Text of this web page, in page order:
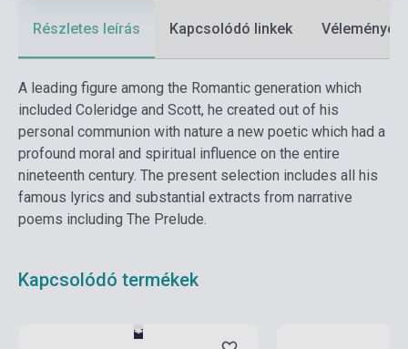
Részletes leírás Kapcsolódó linkek Vélemények
A leading figure among the Romantic generation which
included Coleridge and Scott, he created out of his
personal communion with nature a new poetic which had a
profound moral and spiritual influence on the entire
nineteenth century. The present selection includes all his
famous lyrics and substantial extracts from narrative
poems including The Prelude.
Kapcsolódó termékek